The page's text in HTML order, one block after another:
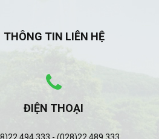
THÔNG TIN LIÊN HỆ
ĐIỆN THOẠI